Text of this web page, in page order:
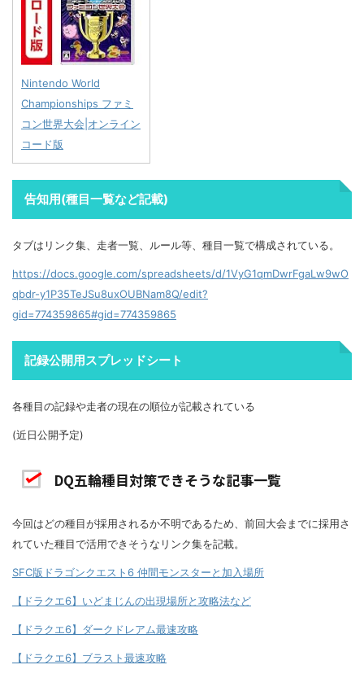
Nintendo World
Championships ファミ
コン世界大会|オンライン
コード版
告知用(種目一覧など記載)
タブはリンク集、走者一覧、ルール等、種目一覧で構成されている。
https://docs.google.com/spreadsheets/d/1VyG1qmDwrFgaLw9wO
qbdr-y1P35TeJSu8uxOUBNam8Q/edit?
gid=774359865#gid=774359865
記録公開用スプレッドシート
各種目の記録や走者の現在の順位が記載されている
(近日公開予定)
DQ五輪種目対策できそうな記事一覧
今回はどの種目が採用されるか不明であるため、前回大会までに採用さ
れていた種目で活用できそうなリンク集を記載。
SFC版ドラゴンクエスト6 仲間モンスターと加入場所
【ドラクエ6】いどまじんの出現場所と攻略法など
【ドラクエ6】ダークドレアム最速攻略
【ドラクエ6】ブラスト最速攻略